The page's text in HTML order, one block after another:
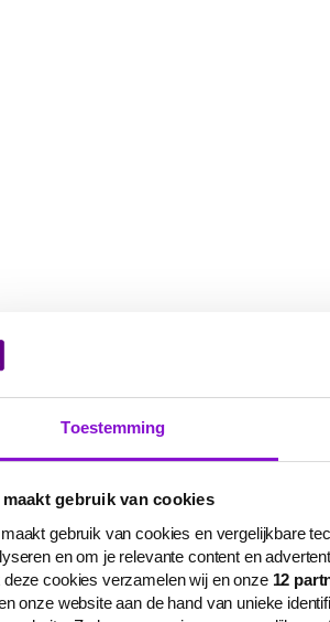
Toestemming
maakt gebruik van cookies
gebruik van cookies en vergelijkbare
en om je relevante content en
deze cookies verzamelen wij en onze 12
onze website aan de hand van unieke